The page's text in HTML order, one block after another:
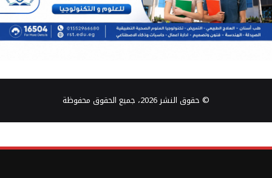
© حقوق النشر 2026، جميع الحقوق محفوظة